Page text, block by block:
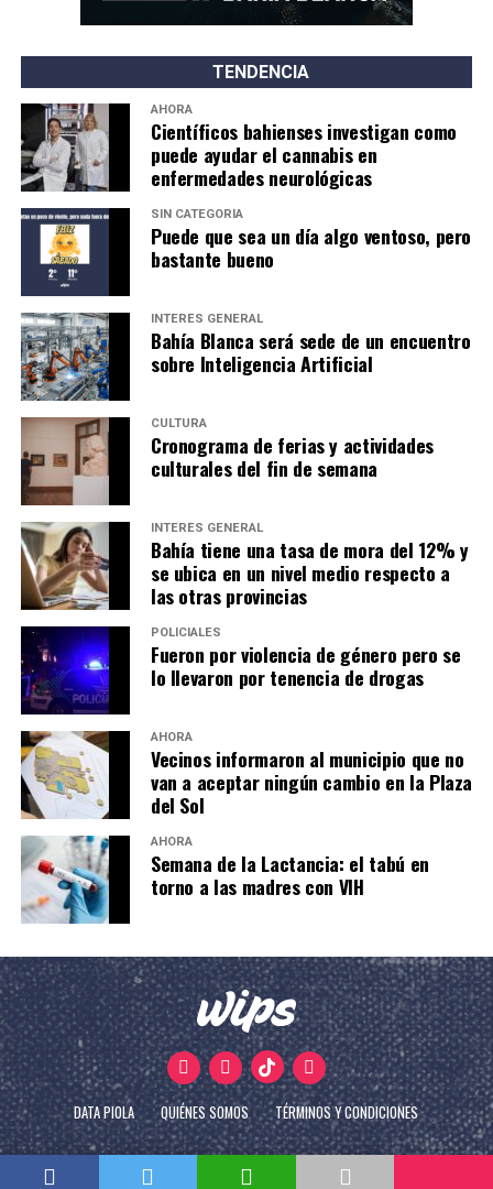
TENDENCIA
AHORA
Científicos bahienses investigan como
puede ayudar el cannabis en
enfermedades neurológicas
SIN CATEGORÍA
Puede que sea un día algo ventoso, pero
bastante bueno
INTERÉS GENERAL
Bahía Blanca será sede de un encuentro
sobre Inteligencia Artificial
CULTURA
Cronograma de ferias y actividades
culturales del fin de semana
INTERÉS GENERAL
Bahía tiene una tasa de mora del 12% y
se ubica en un nivel medio respecto a
las otras provincias
POLICIALES
Fueron por violencia de género pero se
lo llevaron por tenencia de drogas
AHORA
Vecinos informaron al municipio que no
van a aceptar ningún cambio en la Plaza
del Sol
AHORA
Semana de la Lactancia: el tabú en
torno a las madres con VIH
DATA PIOLA QUIÉNES SOMOS TÉRMINOS Y CONDICIONES